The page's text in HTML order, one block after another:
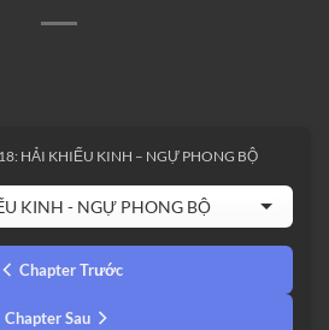
HẢI KHIẾU KINH – NGỰ PHONG BỘ
Chapter Trước
Chapter Sau